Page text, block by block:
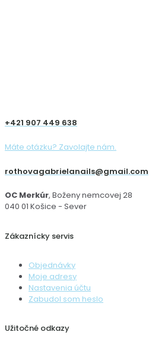
+421 907 449 638
Máte otázku? Zavolajte nám.
rothovagabrielanails@gmail.com
OC Merkúr, Boženy nemcovej 28
040 01 Košice - Sever
Zákaznícky servis
Objednávky
Moje adresy
Nastavenia účtu
Zabudol som heslo
Užitočné odkazy